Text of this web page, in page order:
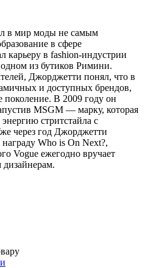
в мир моды не самым
в сфере
карьеру в fashion-индустрии
из бутиков Римини.
Джорджетти понял, что в
и доступных брендов,
В 2009 году он
MSGM — марку, которая
стритстайла с
через год Джорджетти
Who is On Next?,
Vogue ежегодно вручает